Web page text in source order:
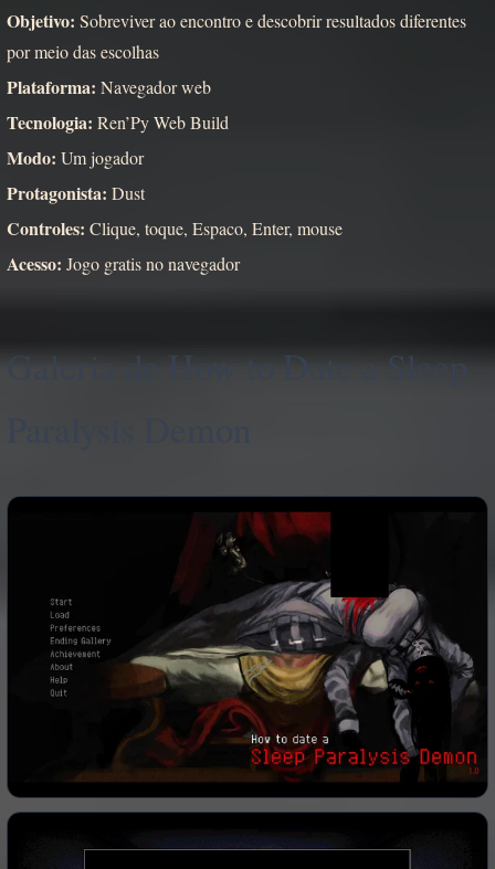
Objetivo: Sobreviver ao encontro e descobrir resultados diferentes
por meio das escolhas
Plataforma: Navegador web
Tecnologia: Ren’Py Web Build
Modo: Um jogador
Protagonista: Dust
Controles: Clique, toque, Espaco, Enter, mouse
Acesso: Jogo gratis no navegador
Galeria de How to Date a Sleep